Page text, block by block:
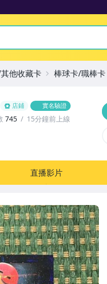
店鋪 實名驗證
745
15分鐘前上線
直播影片
他收藏卡 棒球卡/職棒卡